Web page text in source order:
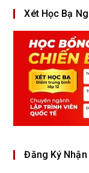
Xét Học Bạ
Đăng Ký Nhận